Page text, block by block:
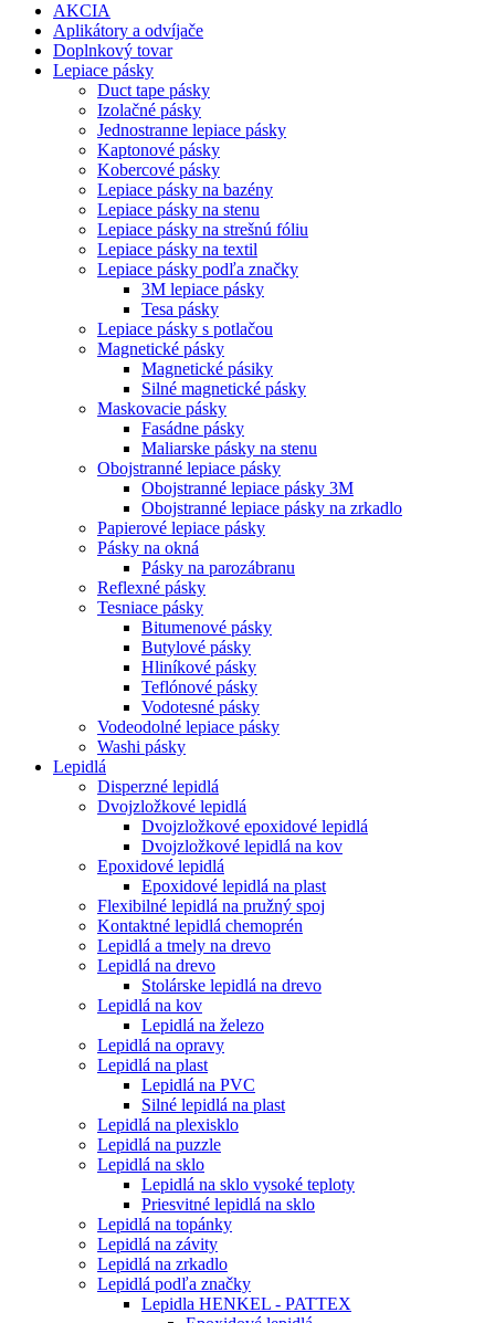
AKCIA
Aplikátory a odvíjače
Doplnkový tovar
Lepiace pásky
Duct tape pásky
Izolačné pásky
Jednostranne lepiace pásky
Kaptonové pásky
Kobercové pásky
Lepiace pásky na bazény
Lepiace pásky na stenu
Lepiace pásky na strešnú fóliu
Lepiace pásky na textil
Lepiace pásky podľa značky
3M lepiace pásky
Tesa pásky
Lepiace pásky s potlačou
Magnetické pásky
Magnetické pásiky
Silné magnetické pásky
Maskovacie pásky
Fasádne pásky
Maliarske pásky na stenu
Obojstranné lepiace pásky
Obojstranné lepiace pásky 3M
Obojstranné lepiace pásky na zrkadlo
Papierové lepiace pásky
Pásky na okná
Pásky na parozábranu
Reflexné pásky
Tesniace pásky
Bitumenové pásky
Butylové pásky
Hliníkové pásky
Teflónové pásky
Vodotesné pásky
Vodeodolné lepiace pásky
Washi pásky
Lepidlá
Disperzné lepidlá
Dvojzložkové lepidlá
Dvojzložkové epoxidové lepidlá
Dvojzložkové lepidlá na kov
Epoxidové lepidlá
Epoxidové lepidlá na plast
Flexibilné lepidlá na pružný spoj
Kontaktné lepidlá chemoprén
Lepidlá a tmely na drevo
Lepidlá na drevo
Stolárske lepidlá na drevo
Lepidlá na kov
Lepidlá na železo
Lepidlá na opravy
Lepidlá na plast
Lepidlá na PVC
Silné lepidlá na plast
Lepidlá na plexisklo
Lepidlá na puzzle
Lepidlá na sklo
Lepidlá na sklo vysoké teploty
Priesvitné lepidlá na sklo
Lepidlá na topánky
Lepidlá na závity
Lepidlá na zrkadlo
Lepidlá podľa značky
Lepidla HENKEL - PATTEX